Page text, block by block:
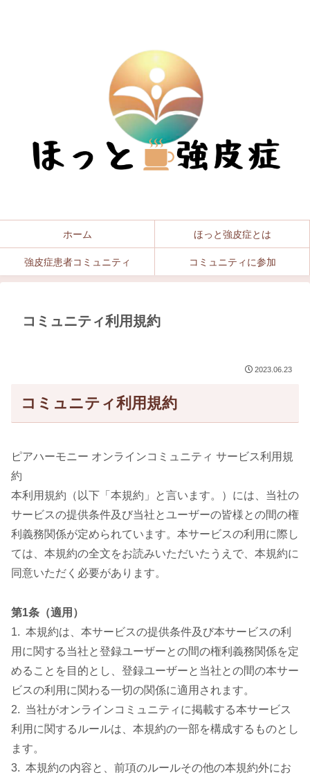
ホーム ほっと強皮症とは
強皮症患者コミュニティ コミュニティに参加
コミュニティ利用規約
2023.06.23
コミュニティ利用規約
ピアハーモニー オンラインコミュニティ サービス利用規
約
本利用規約（以下「本規約」と言います。）には、当社の
サービスの提供条件及び当社とユーザーの皆様との間の権
利義務関係が定められています。本サービスの利用に際し
ては、本規約の全文をお読みいただいたうえで、本規約に
同意いただく必要があります。
第1条（適用）
1. 本規約は、本サービスの提供条件及び本サービスの利
用に関する当社と登録ユーザーとの間の権利義務関係を定
めることを目的とし、登録ユーザーと当社との間の本サー
ビスの利用に関わる一切の関係に適用されます。
2. 当社がオンラインコミュニティに掲載する本サービス
利用に関するルールは、本規約の一部を構成するものとし
ます。
3. 本規約の内容と、前項のルールその他の本規約外にお